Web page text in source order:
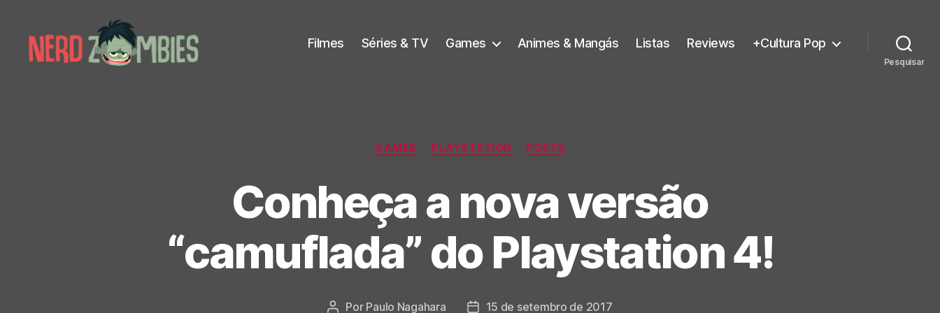
Filmes Séries & TV Games Animes & Mangás Listas Reviews +Cultura Pop
Pesquisar
Categorias
GAMES PLAYSTATION POSTS
Conheça a nova versão
“camuflada” do Playstation 4!
Autor
Por Paulo Nagahara
Data15 de setembro de 2017